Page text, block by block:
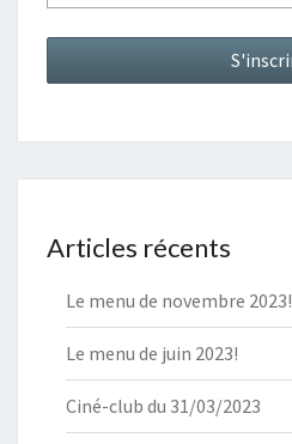
Articles récents
Le menu de novembre 2023!
Le menu de juin 2023!
Ciné-club du 31/03/2023